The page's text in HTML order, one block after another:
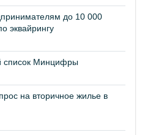
до 10 000
эквайрингу
список Минцифры
на вторичное жилье в